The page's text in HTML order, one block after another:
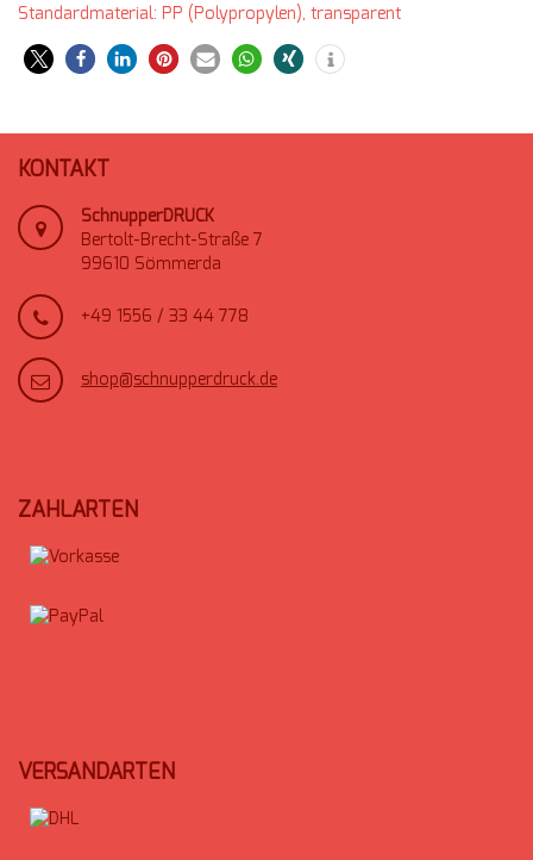
Standardmaterial: PP (Polypropylen), transparent
KONTAKT
SchnupperDRUCK
Bertolt-Brecht-Straße 7
99610 Sömmerda
+49 1556 / 33 44 778
shop@schnupperdruck.de
ZAHLARTEN
VERSANDARTEN